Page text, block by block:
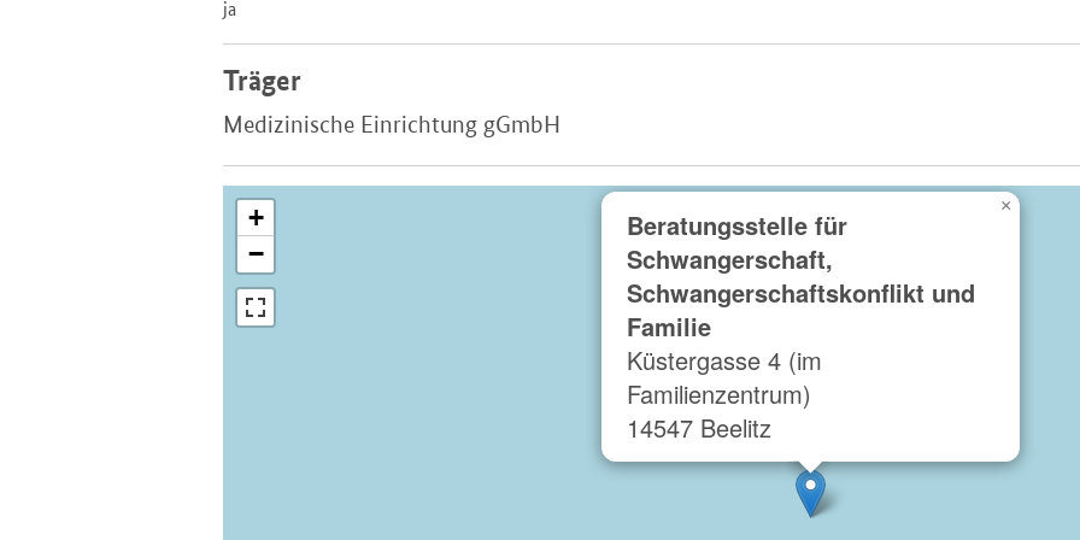
ja
Träger
Medizinische Einrichtung gGmbH
Beratungsstelle für
Schwangerschaft,
Schwangerschaftskonflikt und
Familie
Küstergasse 4 (im
Familienzentrum)
14547 Beelitz
×
+
−